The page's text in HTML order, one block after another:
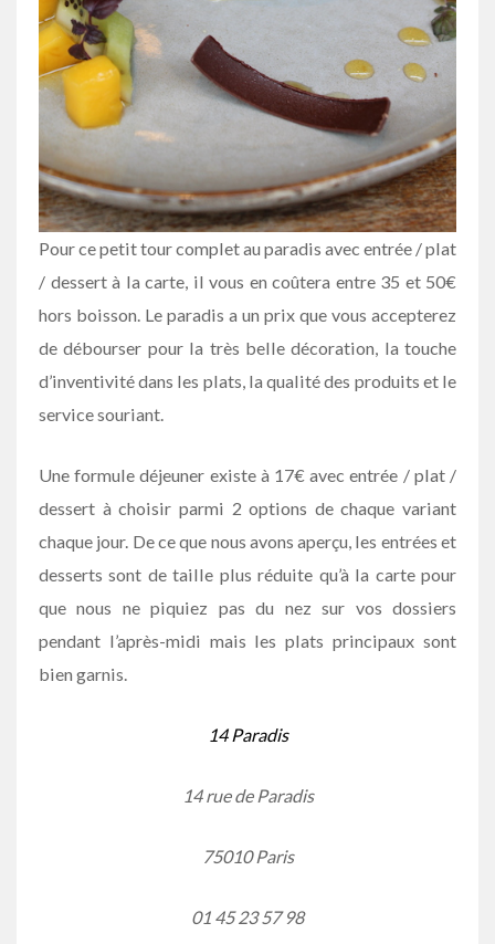
Pour ce petit tour complet au paradis avec entrée / plat
/ dessert à la carte, il vous en coûtera entre 35 et 50€
hors boisson. Le paradis a un prix que vous accepterez
de débourser pour la très belle décoration, la touche
d’inventivité dans les plats, la qualité des produits et le
service souriant.
Une formule déjeuner existe à 17€ avec entrée / plat /
dessert à choisir parmi 2 options de chaque variant
chaque jour. De ce que nous avons aperçu, les entrées et
desserts sont de taille plus réduite qu’à la carte pour
que nous ne piquiez pas du nez sur vos dossiers
pendant l’après-midi mais les plats principaux sont
bien garnis.
14 Paradis
14 rue de Paradis
75010 Paris
01 45 23 57 98